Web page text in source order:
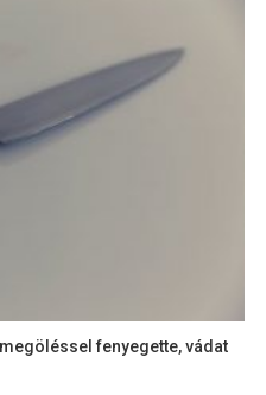
fenyegette, vádat